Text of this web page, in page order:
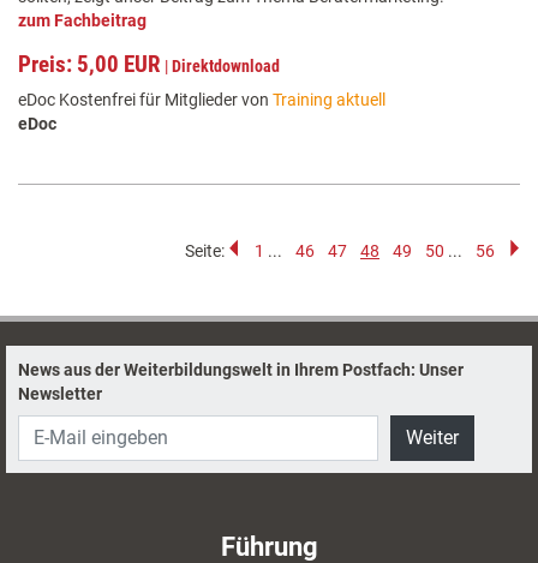
zum Fachbeitrag
Preis: 5,00 EUR |Direktdownload
eDoc Kostenfrei für Mitglieder von Training aktuell
eDoc
Seite: 1 ... 46 47 48 49 50 ... 56
News aus der Weiterbildungswelt in Ihrem Postfach: Unser
Newsletter
Weiter
Führung